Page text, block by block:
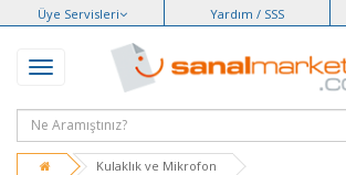
Üye Servisleri Yardım / SSS
Kulaklık ve Mikrofon